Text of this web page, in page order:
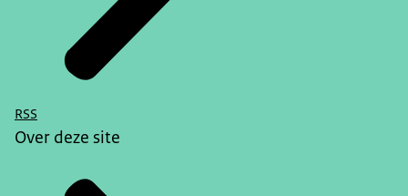
RSS
Over deze site